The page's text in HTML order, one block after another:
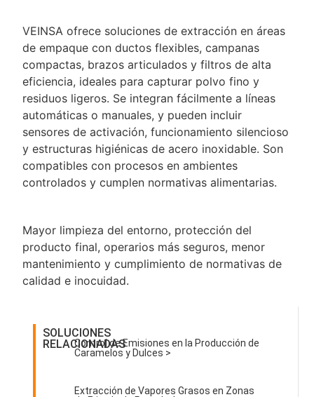
SOLUCIONES
RELACIONADAS
Control de Emisiones en la Producción de
Caramelos y Dulces >
Extracción de Vapores Grasos en Zonas
VEINSA ofrece soluciones de extracción en áreas
de empaque con ductos flexibles, campanas
compactas, brazos articulados y filtros de alta
eficiencia, ideales para capturar polvo fino y
residuos ligeros. Se integran fácilmente a líneas
automáticas o manuales, y pueden incluir
sensores de activación, funcionamiento silencioso
y estructuras higiénicas de acero inoxidable. Son
compatibles con procesos en ambientes
controlados y cumplen normativas alimentarias.
Mayor limpieza del entorno, protección del
producto final, operarios más seguros, menor
mantenimiento y cumplimiento de normativas de
calidad e inocuidad.